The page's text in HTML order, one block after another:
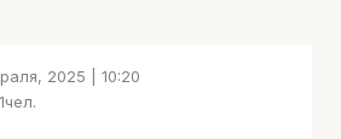
2025 | 10:20
чел.